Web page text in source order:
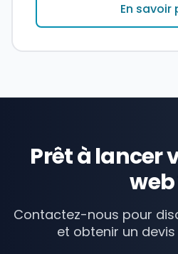
En savoir
Prêt à lancer
web
Contactez-nous pour
et obtenir un